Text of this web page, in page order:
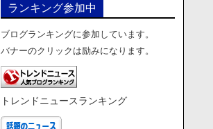
ランキング参加中
ブログランキングに参加しています。
バナーのクリックは励みになります。
トレンドニュースランキング